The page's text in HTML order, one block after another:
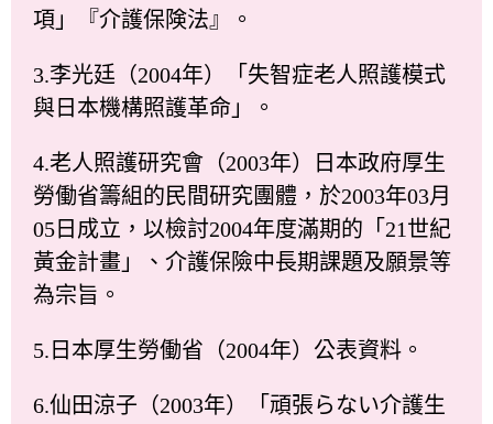
項」『介護保険法』。
3.李光廷（2004年）「失智症老人照護模式
與日本機構照護革命」。
4.老人照護研究會（2003年）日本政府厚生
勞働省籌組的民間研究團體，於2003年03月
05日成立，以檢討2004年度滿期的「21世紀
黃金計畫」、介護保險中長期課題及願景等
為宗旨。
5.日本厚生勞働省（2004年）公表資料。
6.仙田涼子（2003年）「頑張らない介護生